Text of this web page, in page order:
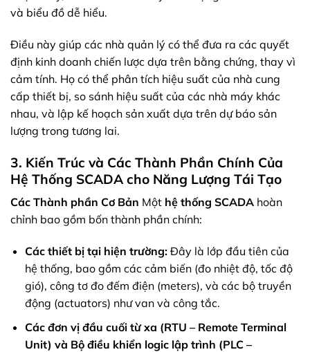
và biểu đồ dễ hiểu.
Điều này giúp các nhà quản lý có thể đưa ra các quyết
định kinh doanh chiến lược dựa trên bằng chứng, thay vì
cảm tính. Họ có thể phân tích hiệu suất của nhà cung
cấp thiết bị, so sánh hiệu suất của các nhà máy khác
nhau, và lập kế hoạch sản xuất dựa trên dự báo sản
lượng trong tương lai.
3. Kiến Trúc và Các Thành Phần Chính Của
Hệ Thống SCADA cho Năng Lượng Tái Tạo
Các Thành phần Cơ Bản Một hệ thống SCADA hoàn
chỉnh bao gồm bốn thành phần chính:
Các thiết bị tại hiện trường:Đây là lớp đầu tiên của
hệ thống, bao gồm các cảm biến (đo nhiệt độ, tốc độ
gió), công tơ đo đếm điện (meters), và các bộ truyền
động (actuators) như van và công tắc.
Các đơn vị đầu cuối từ xa (RTU – Remote Terminal
Unit) và Bộ điều khiển logic lập trình (PLC –